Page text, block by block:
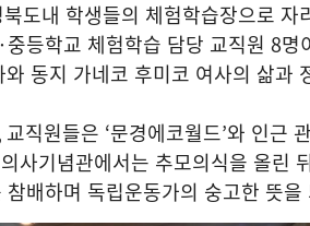
도내 학생들의 체험학습장으로 자
·중등학교 체험학습 담당 교직원 8명
동지 가네코 후미코 여사의 삶과
교직원들은 ‘문경에코월드’와 인근
사기념관에서는 추모의식을 올린
배하며 독립운동가의 숭고한 뜻을